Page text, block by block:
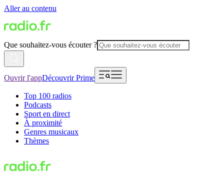
Aller au contenu
Que souhaitez-vous écouter ?
Ouvrir l'appDécouvrir Prime
Top 100 radios
Podcasts
Sport en direct
À proximité
Genres musicaux
Thèmes